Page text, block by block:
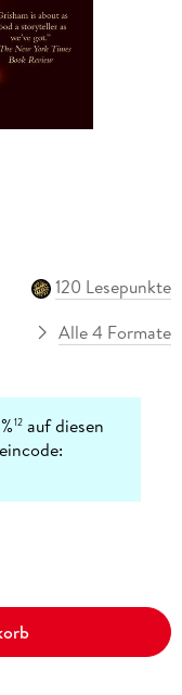
120 Lesepunkte
Alle 4 Formate
12 auf diesen